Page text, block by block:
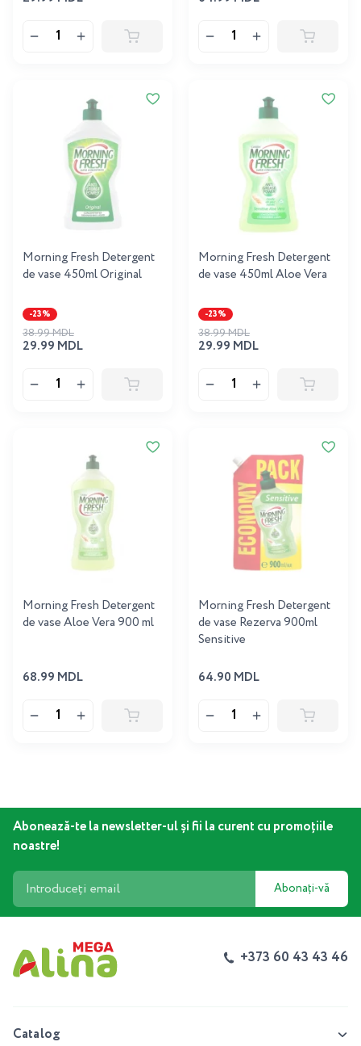
Morning Fresh Detergent
de vase 450ml Original
-23%
29.99 MDL
38.99 MDL
Morning Fresh Detergent
de vase 450ml Aloe Vera
-23%
29.99 MDL
38.99 MDL
Morning Fresh Detergent
de vase Aloe Vera 900 ml
68.99 MDL
Morning Fresh Detergent
de vase Rezerva 900ml
Sensitive
64.90 MDL
Abonează-te la newsletter-ul și fii la curent cu promoțiile
noastre!
Abonați-vă
+373 60 43 43 46
Catalog